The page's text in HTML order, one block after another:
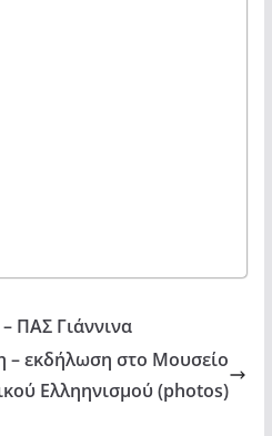
ΠΑΣ Γιάννινα
– εκδήλωση στο Μουσείο
Ελληηνισμού (photos)